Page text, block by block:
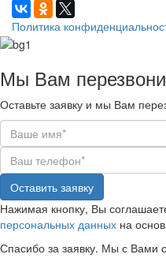
Политика
Мы Вам
Оставьте заявку и мы Вам
Оставить заявку
Нажимая кнопку, Вы
персональных данных на
Спасибо за заявку. Мы с Вами